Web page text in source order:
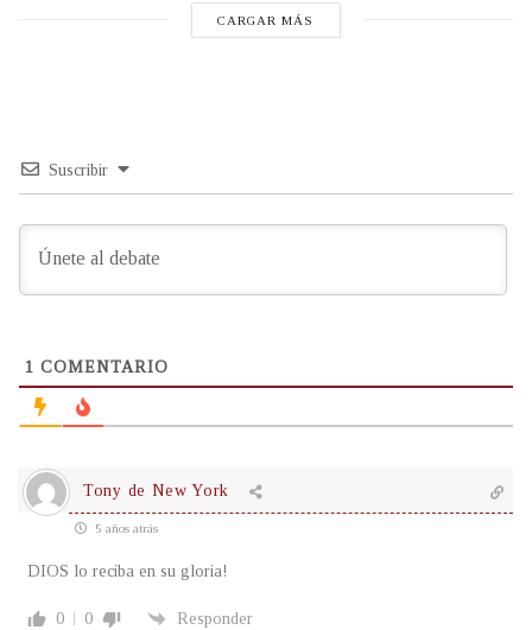
CARGAR MÁS
Suscribir
1 COMENTARIO
Tony de New York
5 años atrás
DIOS lo reciba en su gloria!
0 0 Responder